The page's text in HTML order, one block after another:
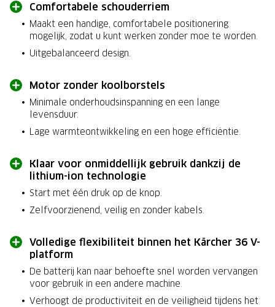
Comfortabele schouderriem
Maakt een handige, comfortabele positionering
mogelijk, zodat u kunt werken zonder moe te worden.
Uitgebalanceerd design.
Motor zonder koolborstels
Minimale onderhoudsinspanning en een lange
levensduur.
Lage warmteontwikkeling en een hoge efficiëntie.
Klaar voor onmiddellijk gebruik dankzij de
lithium-ion technologie
Start met één druk op de knop.
Zelfvoorzienend, veilig en zonder kabels.
Volledige flexibiliteit binnen het Kärcher 36 V-
platform
De batterij kan naar behoefte snel worden vervangen
voor gebruik in een andere machine.
Verhoogt de productiviteit en de veiligheid tijdens het